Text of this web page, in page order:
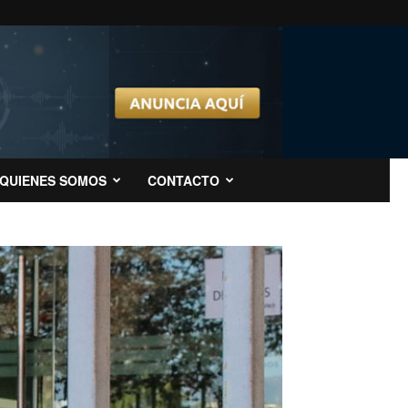
QUIENES SOMOS CONTACTO